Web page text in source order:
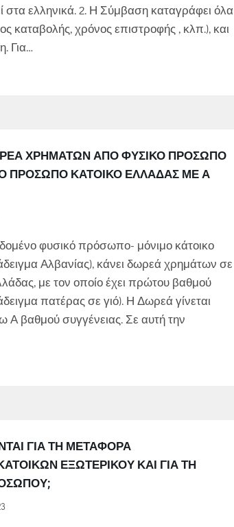
στα ελληνικά. 2. Η Σύμβαση καταγράφει όλα
καταβολής, χρόνος επιστροφής , κλπ.), και
Για…
ΧΡΗΜΆΤΩΝ ΑΠΌ ΦΥΣΙΚΌ ΠΡΌΣΩΠΟ
ΠΡΌΣΩΠΟ ΚΆΤΟΙΚΟ ΕΛΛΆΔΑΣ ΜΕ Α
φυσικό πρόσωπο- μόνιμο κάτοικο
Αλβανίας), κάνει δωρεά χρημάτων σε
με τον οποίο έχει πρώτου βαθμού
πατέρας σε γιό). Η Δωρεά γίνεται
βαθμού συγγένειας. Σε αυτή την
ΓΙΑ ΤΗ ΜΕΤΑΦΟΡΆ
ΕΞΩΤΕΡΙΚΟΎ ΚΑΙ ΓΙΑ ΤΗ